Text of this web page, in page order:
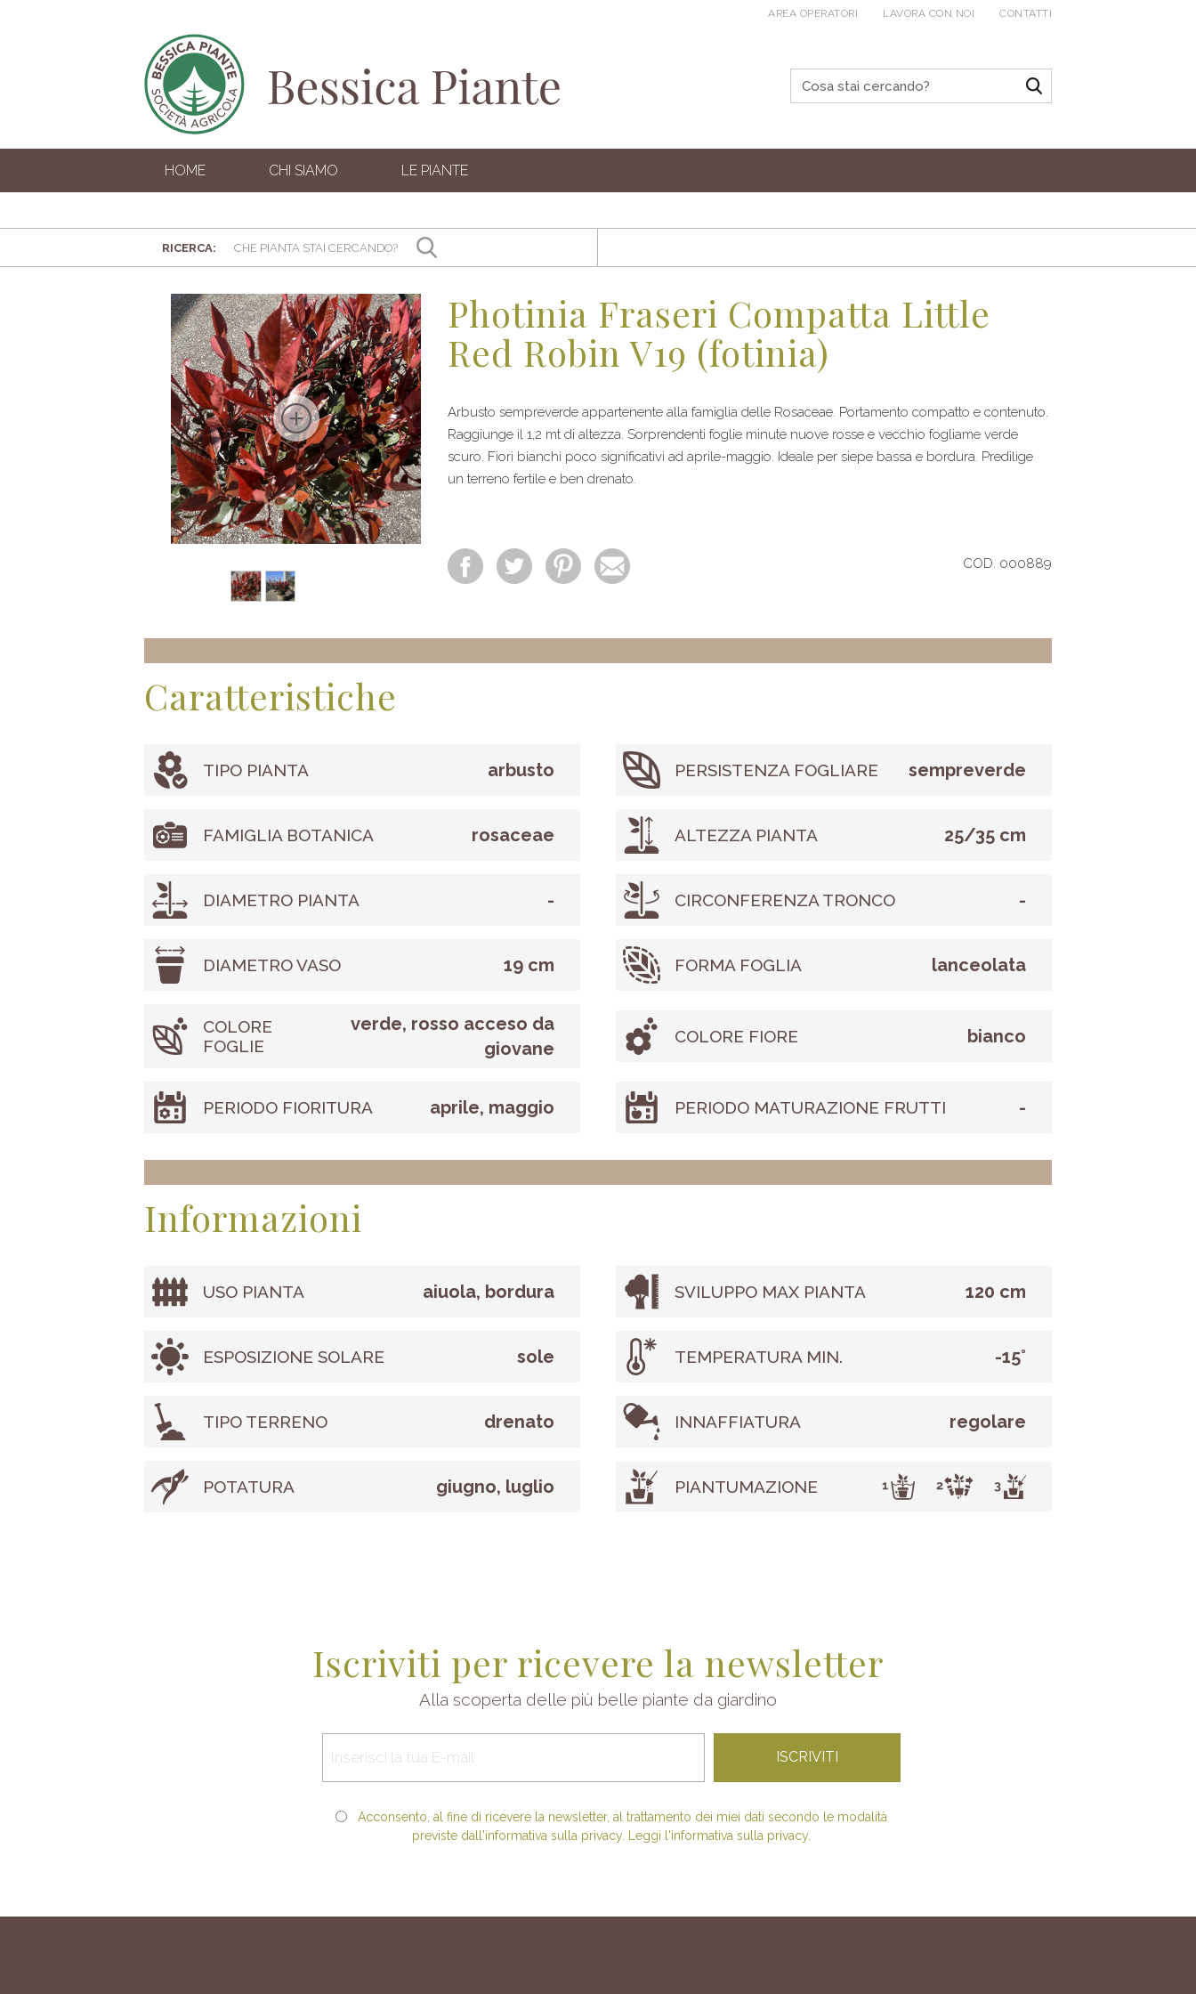
AREA OPERATORI LAVORA CON NOI CONTATTI
HOME CHI SIAMO LE PIANTE
RICERCA:
Photinia Fraseri Compatta Little
Red Robin V19 (fotinia)
Arbusto sempreverde appartenente alla famiglia delle Rosaceae. Portamento compatto e contenuto.
Raggiunge il 1,2 mt di altezza. Sorprendenti foglie minute nuove rosse e vecchio fogliame verde
scuro. Fiori bianchi poco significativi ad aprile-maggio. Ideale per siepe bassa e bordura. Predilige
un terreno fertile e ben drenato.
COD. 000889
Caratteristiche
TIPO PIANTA arbusto PERSISTENZA FOGLIARE sempreverde
FAMIGLIA BOTANICA rosaceae ALTEZZA PIANTA 25/35 cm
DIAMETRO PIANTA - CIRCONFERENZA TRONCO -
DIAMETRO VASO 19 cm FORMA FOGLIA lanceolata
COLORE
FOGLIE
verde, rosso acceso da
giovane
COLORE FIORE bianco
PERIODO FIORITURA aprile, maggio PERIODO MATURAZIONE FRUTTI -
Informazioni
USO PIANTA aiuola, bordura SVILUPPO MAX PIANTA 120 cm
ESPOSIZIONE SOLARE sole TEMPERATURA MIN. -15°
TIPO TERRENO drenato INNAFFIATURA regolare
POTATURA giugno, luglio PIANTUMAZIONE
Iscriviti per ricevere la newsletter
Alla scoperta delle più belle piante da giardino
Acconsento, al fine di ricevere la newsletter, al trattamento dei miei dati secondo le modalità
previste dall'informativa sulla privacy. Leggi l'informativa sulla privacy.